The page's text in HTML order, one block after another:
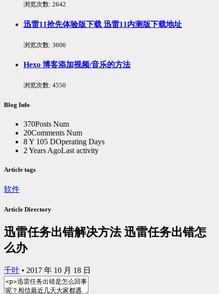
浏览次数: 2642
迅雷11抢先体验版下载 迅雷11内测版下载地址
浏览次数: 3606
Hexo 博客添加视频/音乐的方法
浏览次数: 4550
Blog Info
370Posts Num
20Comments Num
8 Y 105 DOperating Days
2 Years AgoLast activity
Article tags
软件
Article Directory
迅雷任务出错解决方法 迅雷任务出错怎
么办
千叶 • 2017 年 10 月 18 日